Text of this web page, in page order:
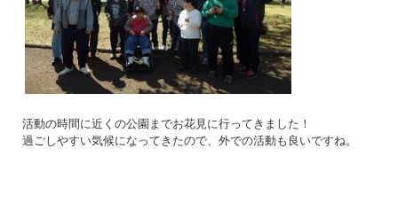
活動の時間に近くの公園までお花見に行ってきました！
過ごしやすい気候になってきたので、外での活動も良いですね。